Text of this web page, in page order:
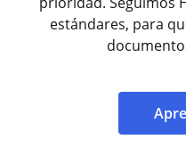
estándares, para